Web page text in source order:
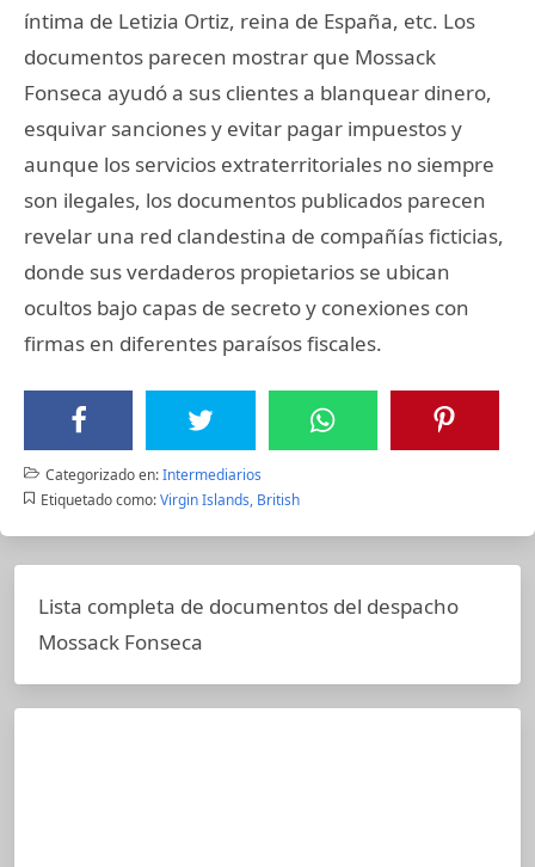
íntima de Letizia Ortiz, reina de España, etc. Los
documentos parecen mostrar que Mossack
Fonseca ayudó a sus clientes a blanquear dinero,
esquivar sanciones y evitar pagar impuestos y
aunque los servicios extraterritoriales no siempre
son ilegales, los documentos publicados parecen
revelar una red clandestina de compañías ficticias,
donde sus verdaderos propietarios se ubican
ocultos bajo capas de secreto y conexiones con
firmas en diferentes paraísos fiscales.
Categorizado en:Intermediarios
Etiquetado como: Virgin Islands, British
Lista completa de documentos del despacho
Mossack Fonseca